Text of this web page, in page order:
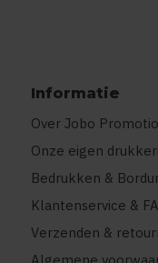
Informatie
Over Jobo
Onze eigen
Bedrukken &
Klantenservice &
Verzenden &